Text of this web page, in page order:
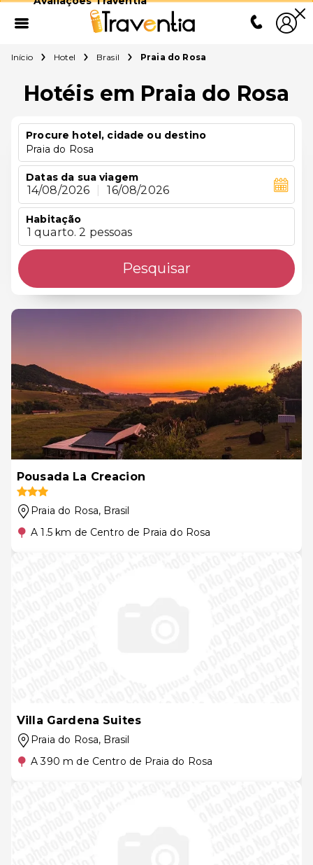
Início Hotel Brasil Praia do Rosa
Hotéis em Praia do Rosa
Procure hotel, cidade ou destino
Praia do Rosa
Datas da sua viagem
14/08/2026 16/08/2026
Habitação
1 quarto. 2 pessoas
Pesquisar
Pousada La Creacion
Praia do Rosa, Brasil
A 1.5 km de Centro de Praia do Rosa
Villa Gardena Suites
Praia do Rosa, Brasil
A 390 m de Centro de Praia do Rosa